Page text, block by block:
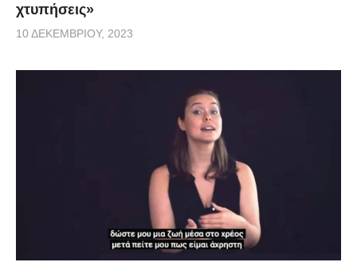
χτυπήσεις»
10 ΔΕΚΕΜΒΡΊΟΥ, 2023